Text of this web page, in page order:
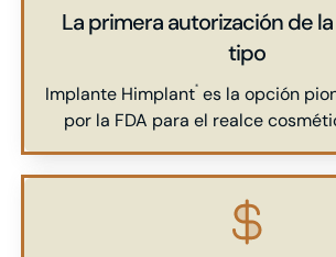
La primera autorización de la
tipo
Implante Himplant®es la opción
por la FDA para el realce